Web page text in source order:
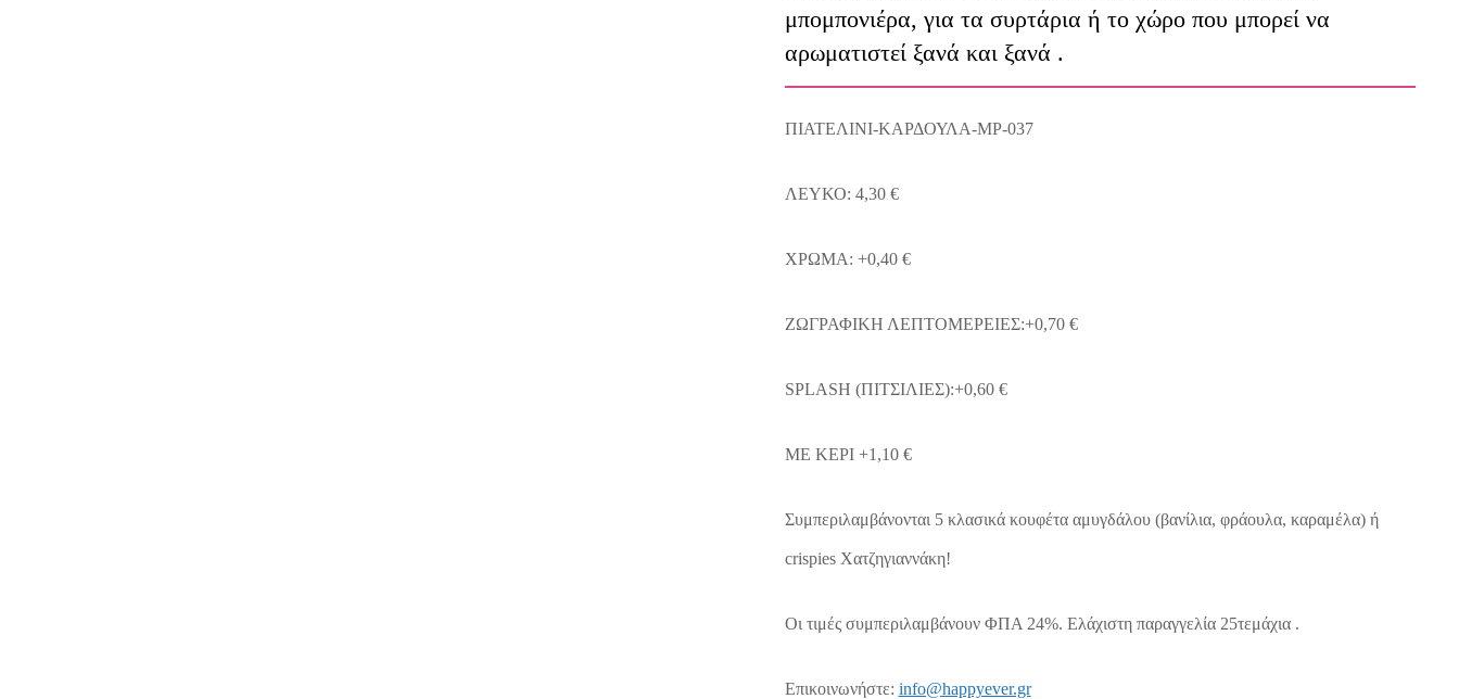
μπομπονιέρα, για τα συρτάρια ή το χώρο που μπορεί να
αρωματιστεί ξανά και ξανά .
ΠΙΑΤΕΛΙΝΙ-ΚΑΡΔΟΥΛΑ-MP-037
ΛΕΥΚΟ: 4,30 €
ΧΡΩΜΑ: +0,40 €
ΖΩΓΡΑΦΙΚΗ ΛΕΠΤΟΜΕΡΕΙΕΣ:+0,70 €
SPLASH (ΠΙΤΣΙΛΙΕΣ):+0,60 €
ΜΕ ΚΕΡΙ +1,10 €
Συμπεριλαμβάνονται 5 κλασικά κουφέτα αμυγδάλου (βανίλια, φράουλα, καραμέλα) ή
crispies Χατζηγιαννάκη!
Οι τιμές συμπεριλαμβάνουν ΦΠΑ 24%. Ελάχιστη παραγγελία 25τεμάχια .
Επικοινωνήστε: info@happyever.gr